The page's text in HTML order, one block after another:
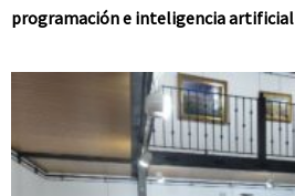
programación e inteligencia artificial